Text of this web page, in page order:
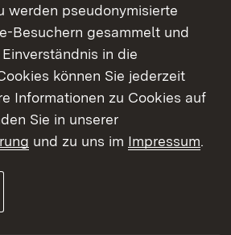
werden pseudonymisierte
Besuchern gesammelt und
in die
können Sie jederzeit
Informationen zu Cookies auf
Sie in unserer
und zu uns im Impressum.